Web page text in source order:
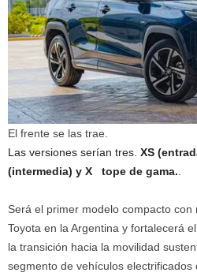
El frente se las trae.
Las versiones serían tres. XS
(intermedia) y X tope de gama..
Será el primer modelo compacto
Toyota en la Argentina y fortalecerá
la transición hacia la movilidad
segmento de vehículos electrificados